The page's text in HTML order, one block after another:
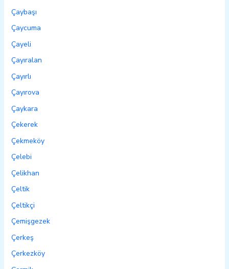
Çaybaşı
Çaycuma
Çayeli
Çayıralan
Çayırlı
Çayırova
Çaykara
Çekerek
Çekmeköy
Çelebi
Çelikhan
Çeltik
Çeltikçi
Çemişgezek
Çerkeş
Çerkezköy